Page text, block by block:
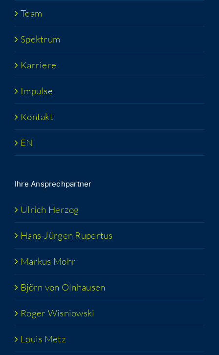
Team
Spek­trum
Kar­rie­re
Impul­se
Kon­takt
EN
Ihre Ansprech­part­ner
Ulrich Her­zog
Hans-Jür­­gen Rupertus
Mar­kus Mohr
Björn von Olnhausen
Roger Wis­niow­ski
Lou­is Metz